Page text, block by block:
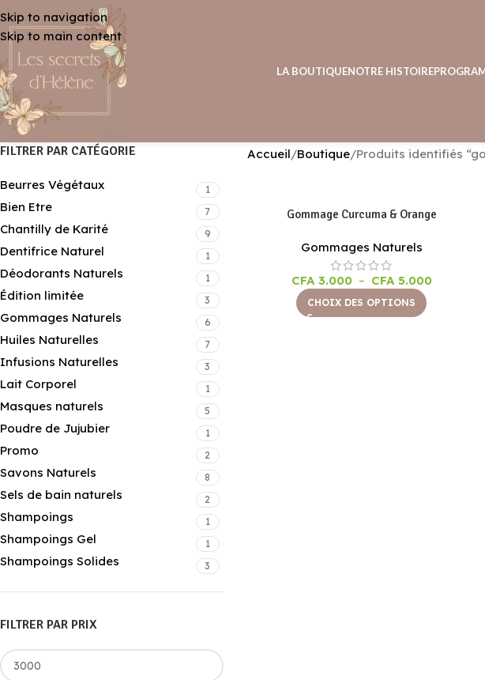
Skip to navigation
Skip to main content
LA BOUTIQUENOTRE HISTOIRE
FILTRER PAR CATÉGORIE
Beurres Végétaux 1
Bien Etre 7
Chantilly de Karité 9
Dentifrice Naturel 1
Déodorants Naturels 1
Édition limitée 3
Gommages Naturels 6
Huiles Naturelles 7
Infusions Naturelles 3
Lait Corporel 1
Masques naturels 5
Poudre de Jujubier 1
Promo 2
Savons Naturels 8
Sels de bain naturels 2
Shampoings 1
Shampoings Gel 1
Shampoings Solides 3
FILTRER PAR PRIX
Accueil Boutique Produits identifiés
Gommage Curcuma & Orange
Gommages Naturels
CFA3.000 – CFA5.000
CHOIX DES OPTIONS